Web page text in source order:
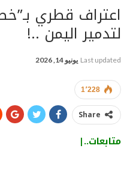
اعتراف قطري
لتدمير اليمن ..!
Last updated يونيو 14, 2026
1٬228
Share
متابعات..|